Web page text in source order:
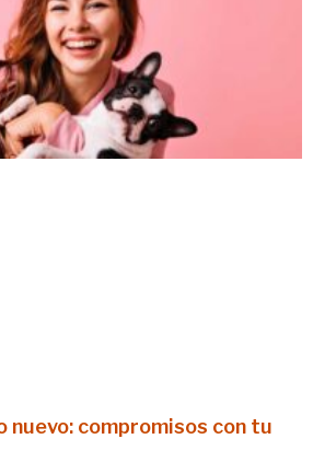
nuevo: compromisos con tu